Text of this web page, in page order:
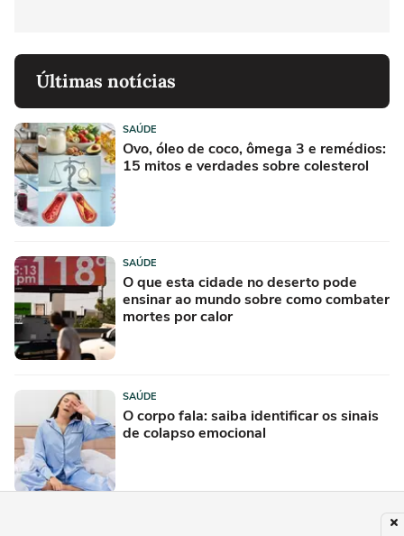
Últimas notícias
SAÚDE
Ovo, óleo de coco, ômega 3 e remédios:
15 mitos e verdades sobre colesterol
SAÚDE
O que esta cidade no deserto pode
ensinar ao mundo sobre como combater
mortes por calor
SAÚDE
O corpo fala: saiba identificar os sinais
de colapso emocional